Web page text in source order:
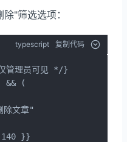
"筛选选项：
typescript 复制代码
管理员可见 */}
&& (
文章"
}}